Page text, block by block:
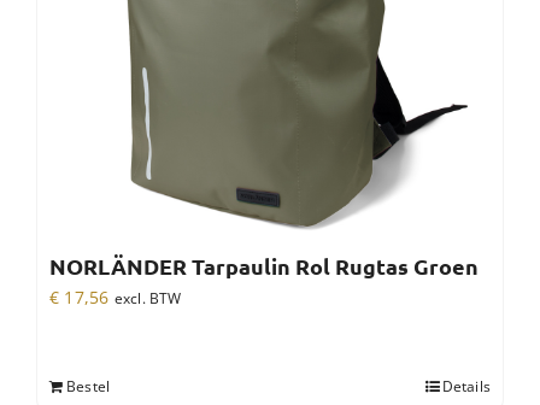
NORLÄNDER Tarpaulin Rol Rugtas Groen
€ 17,56 excl. BTW
Bestel Details